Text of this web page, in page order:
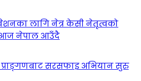
लागि नेत्र केसी नेतृत्वको
आज नेपाल आउँदै
प्राङ्गणबाट सरसफाइ अभियान सुरु